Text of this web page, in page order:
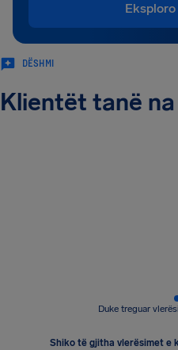
DËSHMI
Klientët tanë
Duke treguar
Shiko të gjitha vlerësimet e